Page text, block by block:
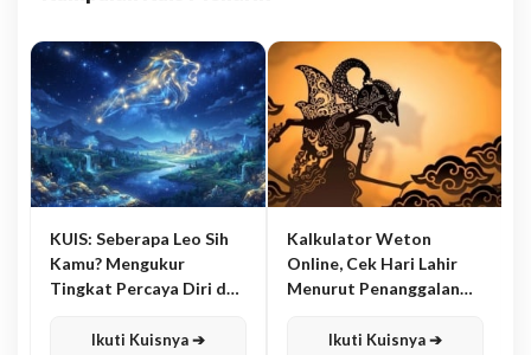
KUIS: Seberapa Leo Sih
Kamu? Mengukur
Tingkat Percaya Diri dan
Ikuti Kuisnya ➔
Kalkulator Weton
Online, Cek Hari Lahir
Menurut Penanggalan
Ikuti Kuisnya ➔